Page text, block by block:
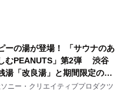
ーの湯が登場！ 「サウナのあ
むPEANUTS」第2弾 渋谷
湯「改良湯」と期間限定のコ
ション サウナイキタイコラ
ニー・クリエイティブプロダクツ